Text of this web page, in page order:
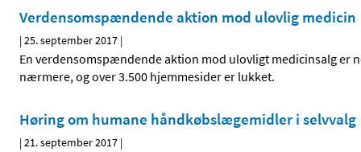
Verdensomspændende aktion mod ulovlig medicin
|25. september 2017 |
En verdensomspændende aktion mod ulovligt medicinsalg er
nærmere, og over 3.500 hjemmesider er lukket.
Høring om humane håndkøbslægemidler i selvvalg
|21. september 2017 |